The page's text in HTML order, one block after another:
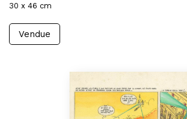
30 x 46 cm
Vendue